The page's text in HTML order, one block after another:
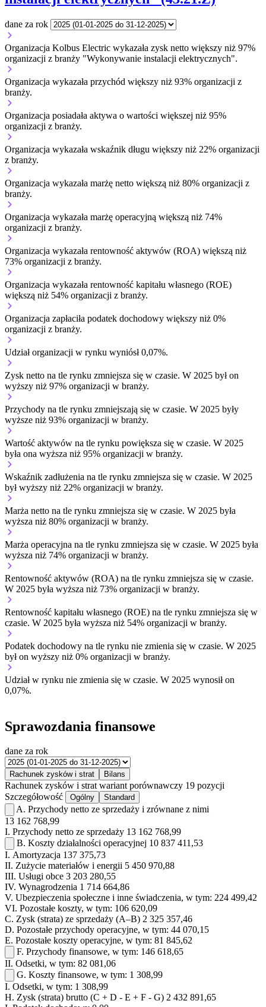
dane za rok
Organizacja Kolbus Electric wykazała zysk netto większy niż 97%
organizacji z branży "Wykonywanie instalacji elektrycznych".
Organizacja wykazała przychód większy niż 93% organizacji z
branży.
Organizacja posiadała aktywa o wartości większej niż 95%
organizacji z branży.
Organizacja wykazała wskaźnik długu większy niż 22% organizacji
z branży.
Organizacja wykazała marżę netto większą niż 80% organizacji z
branży.
Organizacja wykazała marżę operacyjną większą niż 74%
organizacji z branży.
Organizacja wykazała rentowność aktywów (ROA) większą niż
73% organizacji z branży.
Organizacja wykazała rentowność kapitału własnego (ROE)
większą niż 54% organizacji z branży.
Organizacja zapłaciła podatek dochodowy większy niż 0%
organizacji z branży.
Udział organizacji w rynku wyniósł 0,07%.
Zysk netto na tle rynku zmniejsza się w czasie. W 2025 był on
wyższy niż 97% organizacji w branży.
Przychody na tle rynku zmniejszają się w czasie. W 2025 były
wyższe niż 93% organizacji w branży.
Wartość aktywów na tle rynku powiększa się w czasie. W 2025
była ona wyższa niż 95% organizacji w branży.
Wskaźnik zadłużenia na tle rynku zmniejsza się w czasie. W 2025
był wyższy niż 22% organizacji w branży.
Marża netto na tle rynku zmniejsza się w czasie. W 2025 była
wyższa niż 80% organizacji w branży.
Marża operacyjna na tle rynku zmniejsza się w czasie. W 2025 była
wyższa niż 74% organizacji w branży.
Rentowność aktywów (ROA) na tle rynku zmniejsza się w czasie.
W 2025 była wyższa niż 73% organizacji w branży.
Rentowność kapitału własnego (ROE) na tle rynku zmniejsza się w
czasie. W 2025 była wyższa niż 54% organizacji w branży.
Podatek dochodowy na tle rynku nie zmienia się w czasie. W 2025
był on wyższy niż 0% organizacji w branży.
Udział w rynku nie zmienia się w czasie. W 2025 wynosił on
0,07%.
Sprawozdania finansowe
dane za rok
Rachunek zysków i strat Bilans
Rachunek zysków i strat wariant porównawczy 19 pozycji
Szczegółowość
Ogólny Standard
A. Przychody netto ze sprzedaży i zrównane z nimi
13 162 768,99
I. Przychody netto ze sprzedaży 13 162 768,99
B. Koszty działalności operacyjnej 10 837 411,53
I. Amortyzacja 137 375,73
II. Zużycie materiałów i energii 5 450 970,88
III. Usługi obce 3 203 280,55
IV. Wynagrodzenia 1 714 664,86
V. Ubezpieczenia społeczne i inne świadczenia, w tym: 224 499,42
VI. Pozostałe koszty, w tym: 106 620,09
C. Zysk (strata) ze sprzedaży (A–B) 2 325 357,46
D. Pozostałe przychody operacyjne, w tym: 44 070,15
E. Pozostałe koszty operacyjne, w tym: 81 845,62
F. Przychody finansowe, w tym: 146 618,65
II. Odsetki, w tym: 82 081,06
G. Koszty finansowe, w tym: 1 308,99
I. Odsetki, w tym: 1 308,99
H. Zysk (strata) brutto (C + D - E + F - G) 2 432 891,65